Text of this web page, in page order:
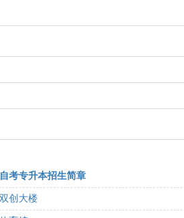
考专升本招生简章
创大楼